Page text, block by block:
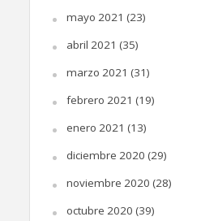
mayo 2021 (23)
abril 2021 (35)
marzo 2021 (31)
febrero 2021 (19)
enero 2021 (13)
diciembre 2020 (29)
noviembre 2020 (28)
octubre 2020 (39)